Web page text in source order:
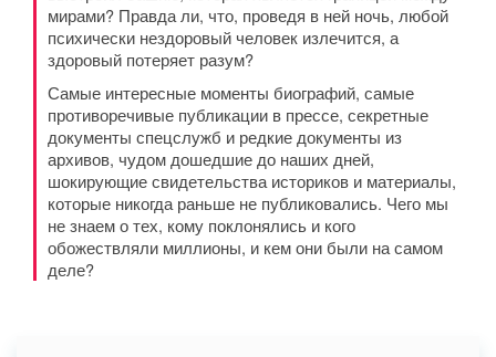
мирами? Правда ли, что, проведя в ней ночь, любой
психически нездоровый человек излечится, а
здоровый потеряет разум?
Самые интересные моменты биографий, самые
противоречивые публикации в прессе, секретные
документы спецслужб и редкие документы из
архивов, чудом дошедшие до наших дней,
шокирующие свидетельства историков и материалы,
которые никогда раньше не публиковались. Чего мы
не знаем о тех, кому поклонялись и кого
обожествляли миллионы, и кем они были на самом
деле?